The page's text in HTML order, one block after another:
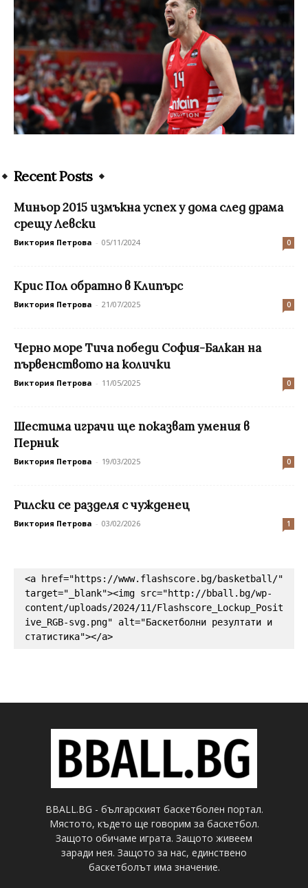
Recent Posts
Миньор 2015 измъкна успех у дома след драма
срещу Левски
Виктория Петрова - 05/11/2024 0
Крис Пол обратно в Клипърс
Виктория Петрова - 21/07/2025 0
Черно море Тича победи София-Балкан на
първенството на колички
Виктория Петрова - 11/05/2025 0
Шестима играчи ще показват умения в
Перник
Виктория Петрова - 19/03/2025 0
Рилски се разделя с чужденец
Виктория Петрова - 03/02/2026 1
<a href="https://www.flashscore.bg/basketball/"
target="_blank"><img src="http://bball.bg/wp-
content/uploads/2024/11/Flashscore_Lockup_Posit
ive_RGB-svg.png" alt="Баскетболни резултати и
статистика"></a>
BBALL.BG - българският баскетболен портал.
Мястото, където ще говорим за баскетбол.
Защото обичаме играта. Защото живеем
заради нея. Защото за нас, единствено
баскетболът има значение.